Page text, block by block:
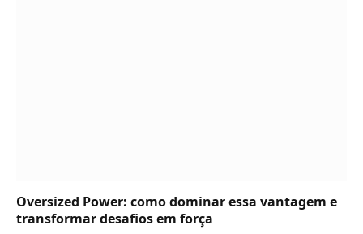
Oversized Power: como dominar essa vantagem e
transformar desafios em força